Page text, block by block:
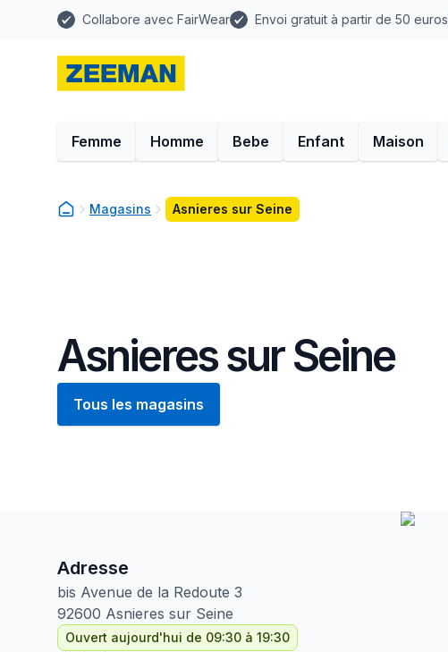
Collabore avec FairWear Envoi gratuit à partir de 50 euros
Femme Homme Bebe Enfant Maison
Magasins Asnieres sur Seine
Asnieres sur Seine
Tous les magasins
Adresse
bis Avenue de la Redoute 3
92600 Asnieres sur Seine
Ouvert aujourd'hui de 09:30 à 19:30